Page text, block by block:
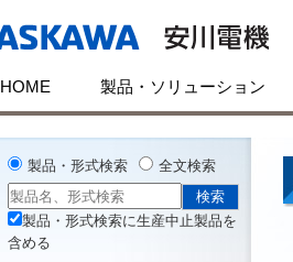
HOME 製品・ソリューション
製品・形式検索 全文検索
製品・形式検索に生産中止製品を
含める